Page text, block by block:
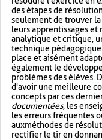
des étapes de
seulement de trouver
leurs apprentissages
analytique et critique,
technique
place et aisément
également le
problèmes des élèves.
d'avoir une meilleure
concepts par ces
documentées, les
les erreurs fréquentes
aux méthodes de
rectifier le tir en